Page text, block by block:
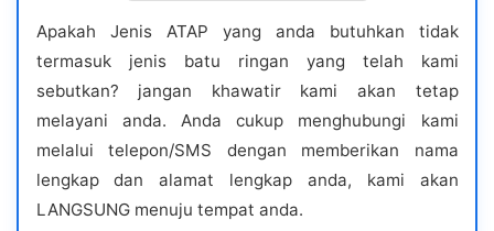
Apakah Jenis ATAP yang anda butuhkan tidak
termasuk jenis batu ringan yang telah kami
sebutkan? jangan khawatir kami akan tetap
melayani anda. Anda cukup menghubungi kami
melalui telepon/SMS dengan memberikan nama
lengkap dan alamat lengkap anda, kami akan
LANGSUNG menuju tempat anda.